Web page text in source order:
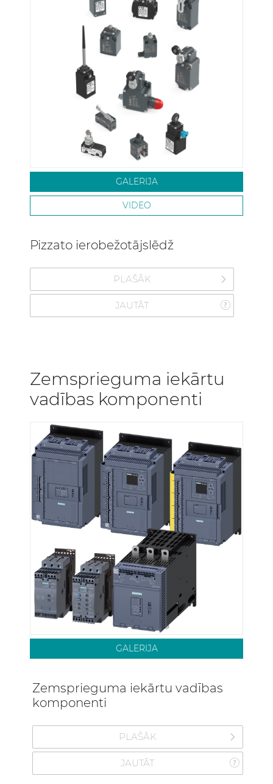
Pizzato ierobežotājslēdž
PLAŠĀK
JAUTĀT
GALERIJA
VIDEO
Zemsprieguma iekārtu
vadības komponenti
Zemsprieguma iekārtu vadības
komponenti
PLAŠĀK
JAUTĀT
GALERIJA